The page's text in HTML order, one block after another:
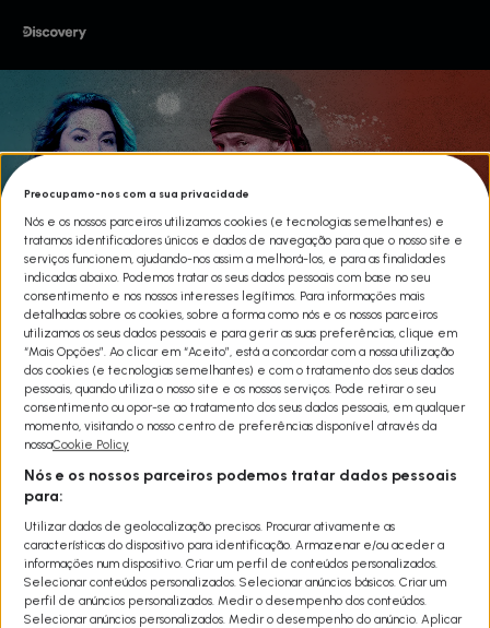
DUO DE SOBREVIVENTES: MÉXICO
Fernanda Pérez Alarcón, bióloga conservacionista que Esteve 21
Palma, aventureiro extremo, caçador e especialista em técnicas
de sobrevivência primitiva, unem forças para sobreviver aos
ambientes mais inóspitos e exigentes da Colômbia. Com recursos
escassos, eles vão demonstrar como superar os perigos e voltar à
civilização antes que seja tarde demais.
Preocupamo-nos com a sua privacidade
Nós e os nossos parceiros utilizamos cookies (e tecnologias semelhantes) e
tratamos identificadores únicos e dados de navegação para que o nosso site e
serviços funcionem, ajudando-nos assim a melhorá-los, e para as finalidades
indicadas abaixo. Podemos tratar os seus dados pessoais com base no seu
consentimento e nos nossos interesses legítimos. Para informações mais
detalhadas sobre os cookies, sobre a forma como nós e os nossos parceiros
utilizamos os seus dados pessoais e para gerir as suas preferências, clique em
“Mais Opções”. Ao clicar em “Aceito”, está a concordar com a nossa utilização
dos cookies (e tecnologias semelhantes) e com o tratamento dos seus dados
pessoais, quando utiliza o nosso site e os nossos serviços. Pode retirar o seu
consentimento ou opor-se ao tratamento dos seus dados pessoais, em qualquer
momento, visitando o nosso centro de preferências disponível através da
nossaCookie Policy
Nós e os nossos parceiros podemos tratar dados pessoais
para:
Utilizar dados de geolocalização precisos. Procurar ativamente as
características do dispositivo para identificação. Armazenar e/ou aceder a
informações num dispositivo. Criar um perfil de conteúdos personalizados.
Selecionar conteúdos personalizados. Selecionar anúncios básicos. Criar um
perfil de anúncios personalizados. Medir o desempenho dos conteúdos.
Selecionar anúncios personalizados. Medir o desempenho do anúncio. Aplicar